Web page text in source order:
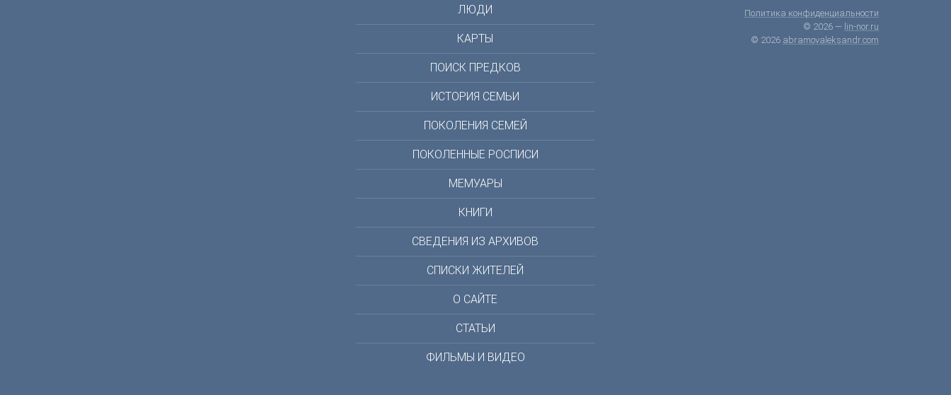
ЛЮДИ
КАРТЫ
ПОИСК ПРЕДКОВ
ИСТОРИЯ СЕМЬИ
ПОКОЛЕНИЯ СЕМЕЙ
ПОКОЛЕННЫЕ РОСПИСИ
МЕМУАРЫ
КНИГИ
СВЕДЕНИЯ ИЗ АРХИВОВ
СПИСКИ ЖИТЕЛЕЙ
О САЙТЕ
СТАТЬИ
ФИЛЬМЫ И ВИДЕО
Политика конфиденциальности
© 2026 — lin-nor.ru
© 2026 abramovaleksandr.com